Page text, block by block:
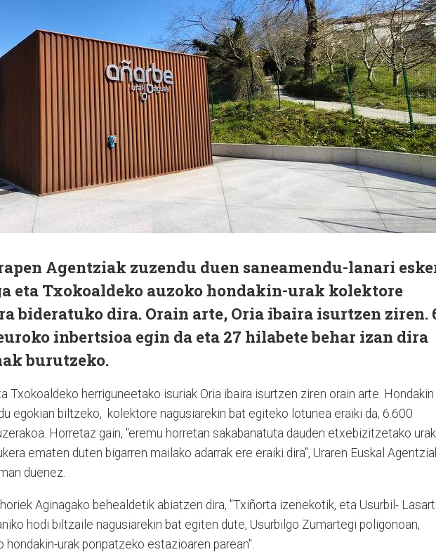
Agentziak zuzendu duen saneamendu-lanari
eta Txokoaldeko auzoko hondakin-urak kolektore
bideratuko dira. Orain arte, Oria ibaira isurtzen ziren.
inbertsioa egin da eta 27 hilabete behar izan dira
burutzeko.
Txokoaldeko herriguneetako isuriak Oria ibaira isurtzen ziren orain arte. Hondakin
egokian biltzeko, kolektore nagusiarekin bat egiteko lotunea eraiki da, 6.600
Horretaz gain, "eremu horretan sakabanatuta dauden etxebizitzetako urak
ematen duten bigarren mailako adarrak ere eraiki dira", Uraren Euskal
duenez.
Aginagako behealdetik abiatzen dira, "Txiñorta izenekotik, eta Usurbil-
hodi biltzaile nagusiarekin bat egiten dute, Usurbilgo Zumartegi poligonoan,
hondakin-urak ponpatzeko estazioaren parean".